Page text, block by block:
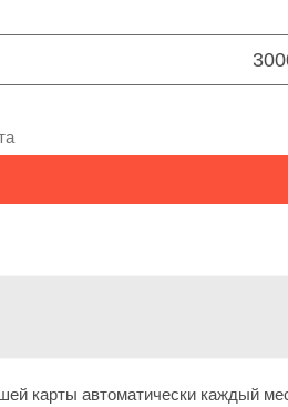
карты автоматически каждый